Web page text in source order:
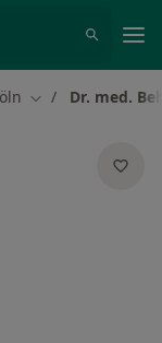
Stadt ändern
Dr. med.